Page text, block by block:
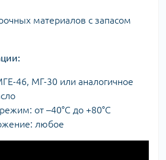
материалов с запасом
46, МГ-30 или аналогичное
от –40°C до +80°C
любое